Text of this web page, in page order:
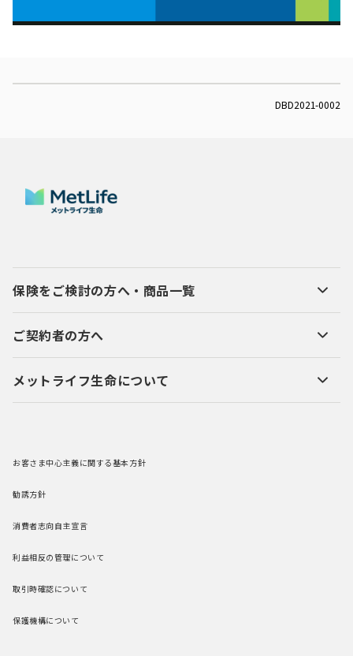
DBD2021-0002
保険をご検討の方へ・商品一覧
ご契約者の方へ
メットライフ生命について
お客さま中心主義に関する基本方針
勧誘方針
消費者志向自主宣言
利益相反の管理について
取引時確認について
保護機構について